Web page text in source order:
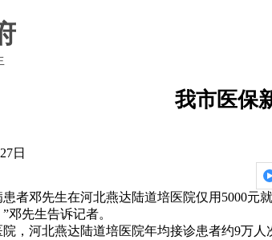
我市医保
日
者邓先生在河北燕达陆道培医院仅用5000
邓先生告诉记者。
，河北燕达陆道培医院年均接诊患者约9万